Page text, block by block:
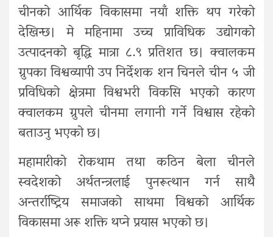
चीनको आर्थिक विकासमा नयाँ शक्ति थप गरेको
देखिन्छ। मे महिनामा उच्च प्राविधिक उद्योगको
उत्पादनको बृद्धि मात्रा ८.९ प्रतिशत छ। क्वालकम
ग्रुपका विश्वव्यापी उप निर्देशक शन चिनले चीन ५ जी
प्रविधिको क्षेत्रमा विश्वभरी विकसि भएको कारण
क्वालकम ग्रुपले चीनमा लगानी गर्ने विश्वास रहेको
बताउनु भएको छ।
महामारीको रोकथाम तथा कठिन बेला चीनले
स्वदेशको अर्थतन्त्रलाई पुनरूत्थान गर्न साथै
अन्तर्राष्ट्रिय समाजको साथमा विश्वको आर्थिक
विकासमा अरू शक्ति थप्ने प्रयास भएको छ।